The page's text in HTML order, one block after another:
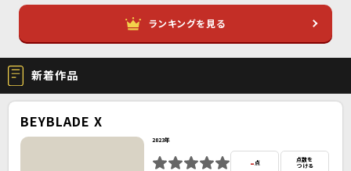
ランキングを見る
新着作品
BEYBLADE X
2023年
-点
点数を
つける